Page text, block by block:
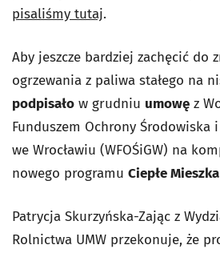
pisaliśmy tutaj.
Aby jeszcze bardziej zachęcić do
ogrzewania z paliwa stałego na
podpisało w grudniu umowę z
Funduszem Ochrony Środowiska
we Wrocławiu (WFOŚiGW) na
nowego programu Ciepłe
Patrycja Skurzyńska-Zając z
Rolnictwa UMW przekonuje, że